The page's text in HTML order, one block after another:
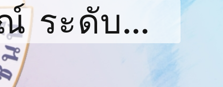
บ
ปีการ